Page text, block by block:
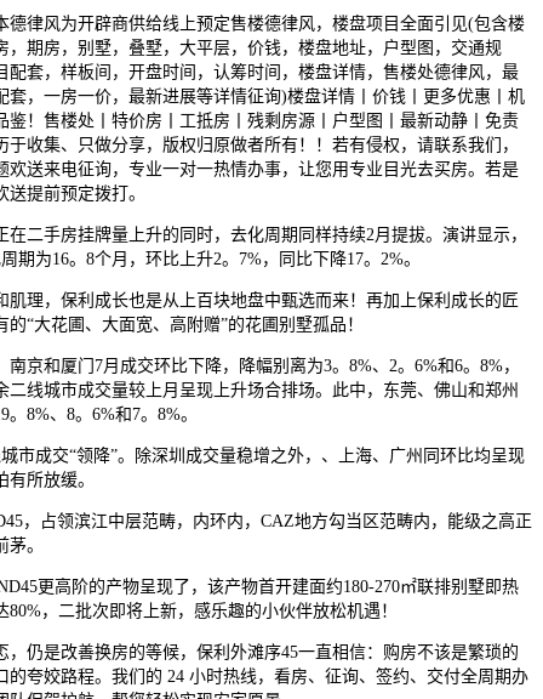
风为开辟商供给线上预定售楼德律风，楼盘项目全面引见(包含楼
，期房，别墅，叠墅，大平层，价钱，楼盘地址，户型图，交通规
配套，样板间，开盘时间，认筹时间，楼盘详情，售楼处德律风，最
套，一房一价，最新进展等详情征询)楼盘详情丨价钱丨更多优惠丨机
鉴！售楼处丨特价房丨工抵房丨残剩房源丨户型图丨最新动静丨免责
收集、只做分享，版权归原做者所有！！若有侵权，请联系我们，
欢送来电征询，专业一对一热情办事，让您用专业目光去买房。若是
提前预定拨打。
手房挂牌量上升的同时，去化周期同样持续2月提拔。演讲显示，
期为16。8个月，环比上升2。7%，同比下降17。2%。
，保利成长也是从上百块地盘中甄选而来！再加上保利成长的匠
“大花圃、大面宽、高附赠”的花圃别墅孤品！
和厦门7月成交环比下降，降幅别离为3。8%、2。6%和6。8%，
二线城市成交量较上月呈现上升场合排场。此中，东莞、佛山和郑州
8%、8。6%和7。8%。
成交“领降”。除深圳成交量稳增之外，、上海、广州同环比均呈现
所放缓。
占领滨江中层范畴，内环内，CAZ地方勾当区范畴内，能级之高正
。
更高阶的产物呈现了，该产物首开建面约180-270㎡联排别墅即热
，二批次即将上新，感乐趣的小伙伴放松机遇！
是改善换房的等候，保利外滩序45一直相信：购房不该是繁琐的
的夸姣路程。我们的 24 小时热线，看房、征询、签约、交付全周期办